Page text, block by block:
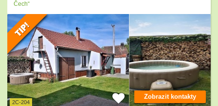
Čech“
2C-204
Zobrazit kontakty